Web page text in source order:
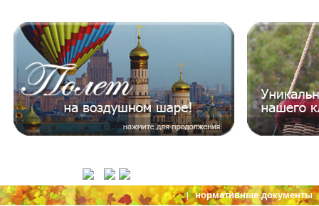
|нормативные документы